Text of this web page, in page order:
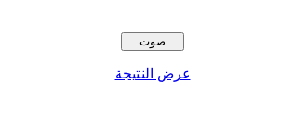
عرض النتيجة